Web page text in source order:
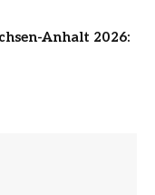
Anhalt 2026: